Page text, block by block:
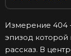
Измерение 404
эпизод которой
рассказ. В